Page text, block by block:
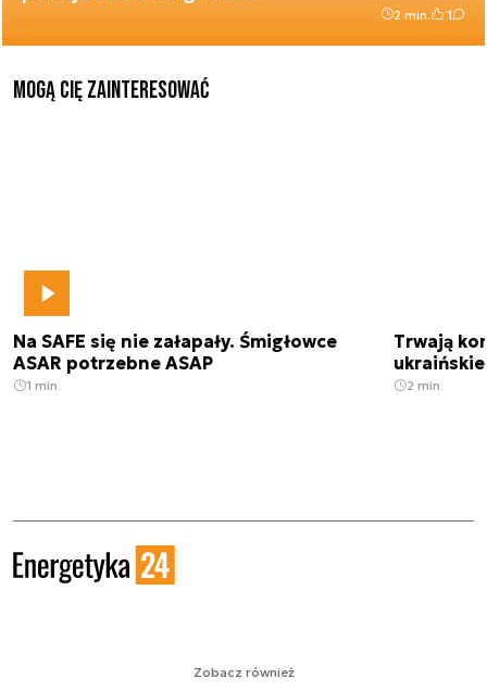
2 min. 1
Mogą Cię zainteresować
Na SAFE się nie załapały. Śmigłowce
ASAR potrzebne ASAP
1 min.
Trwają
2 min.
Zobacz również